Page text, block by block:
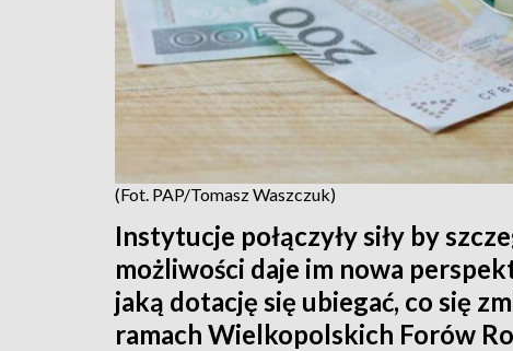
(Fot. PAP/Tomasz Waszczuk)
Instytucje połączyły siły by
możliwości daje im nowa
jaką dotację się ubiegać, co się
ramach Wielkopolskich Forów